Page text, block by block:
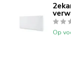
Op